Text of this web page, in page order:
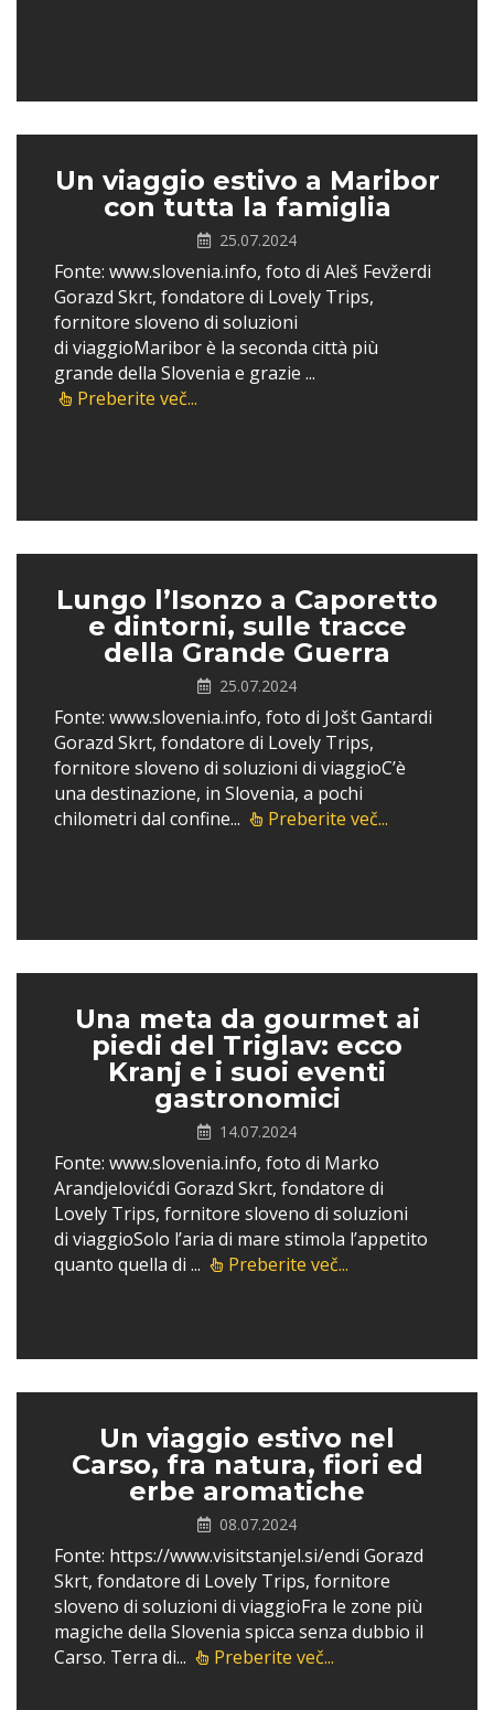
Un viaggio estivo a Maribor
con tutta la famiglia
25.07.2024
Fonte: www.slovenia.info, foto di Aleš Fevžerdi
Gorazd Skrt, fondatore di Lovely Trips,
fornitore sloveno di soluzioni
di viaggioMaribor è la seconda città più
grande della Slovenia e grazie ...
Preberite več...
Lungo l’Isonzo a Caporetto
e dintorni, sulle tracce
della Grande Guerra
25.07.2024
Fonte: www.slovenia.info, foto di Jošt Gantardi
Gorazd Skrt, fondatore di Lovely Trips,
fornitore sloveno di soluzioni di viaggioC’è
una destinazione, in Slovenia, a pochi
chilometri dal confine...
Preberite več...
Una meta da gourmet ai
piedi del Triglav: ecco
Kranj e i suoi eventi
gastronomici
14.07.2024
Fonte: www.slovenia.info, foto di Marko
Arandjelovićdi Gorazd Skrt, fondatore di
Lovely Trips, fornitore sloveno di soluzioni
di viaggioSolo l’aria di mare stimola l’appetito
quanto quella di ...
Preberite več...
Un viaggio estivo nel
Carso, fra natura, fiori ed
erbe aromatiche
08.07.2024
Fonte: https://www.visitstanjel.si/endi Gorazd
Skrt, fondatore di Lovely Trips, fornitore
sloveno di soluzioni di viaggioFra le zone più
magiche della Slovenia spicca senza dubbio il
Carso. Terra di...
Preberite več...